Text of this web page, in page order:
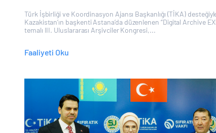
Türk İşbirliği ve Koordinasyon Ajansı Başkanlığı (TİKA)
Kazakistan’ın başkenti Astana’da düzenlenen “Digital Archive
temalı III. Uluslararası Arşivciler Kongresi,...
Faaliyeti Oku